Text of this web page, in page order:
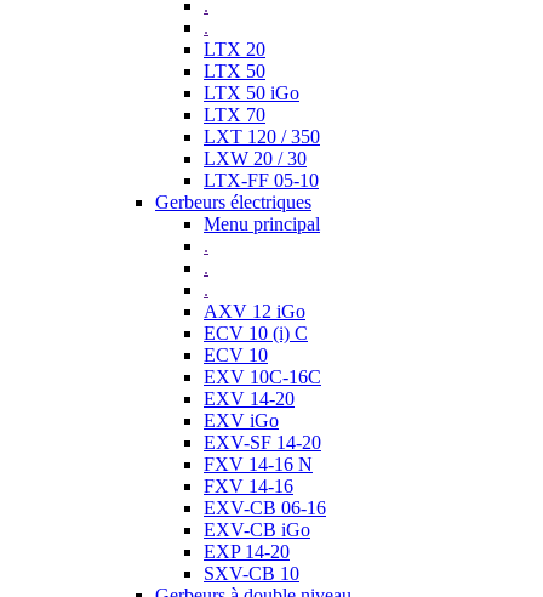
.
.
LTX 20
LTX 50
LTX 50 iGo
LTX 70
LXT 120 / 350
LXW 20 / 30
LTX-FF 05-10
Gerbeurs électriques
Menu principal
.
.
.
AXV 12 iGo
ECV 10 (i) C
ECV 10
EXV 10C-16C
EXV 14-20
EXV iGo
EXV-SF 14-20
FXV 14-16 N
FXV 14-16
EXV-CB 06-16
EXV-CB iGo
EXP 14-20
SXV-CB 10